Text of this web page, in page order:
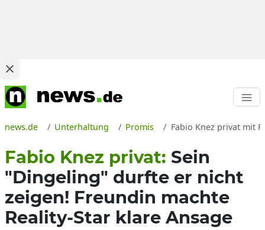
news.de Unterhaltung Promis Fabio Knez privat mit
Fabio Knez privat: Sein
"Dingeling" durfte er nicht
zeigen! Freundin machte
Reality-Star klare Ansage